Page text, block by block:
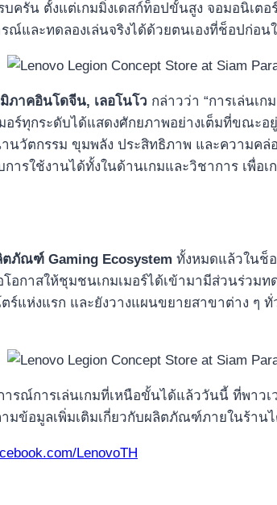
รัน ตั้งแต่เกมมิ่งเดสก์ท็อปขั้นสูง จอมอนิเตอ
ณ์และทดลองเล่นจริงได้ด้วยตนเองที่ช็อปก่อน
ภาคอินโดจีน, เลอโนโว กล่าวว่า “การเล่นเ
มอร์ทุกระดับได้แสดงศักยภาพอย่างเต็มที่ขณ
นวัตกรรม ขุมพลัง ประสิทธิภาพ และความค
รใช้งานได้ทั้งในด้านเกมและวิชาการ เพื่อ
ตภัณฑ์ Gaming Ecosystem ทั้งหมดแล้วในช็
อกาสให้ชุมชนเกมเมอร์ได้เข้ามามีส่วนร่ว
แห่งแรก และยังวางแผนขยายสาขาต่าง ๆ
ารณ์การเล่นเกมที่เหนือขั้นได้แล้ววันนี้ ที่พา
มข้อมูลเพิ่มเติมเกี่ยวกับผลิตภัณฑ์ภายในร้านไ
LenovoTH